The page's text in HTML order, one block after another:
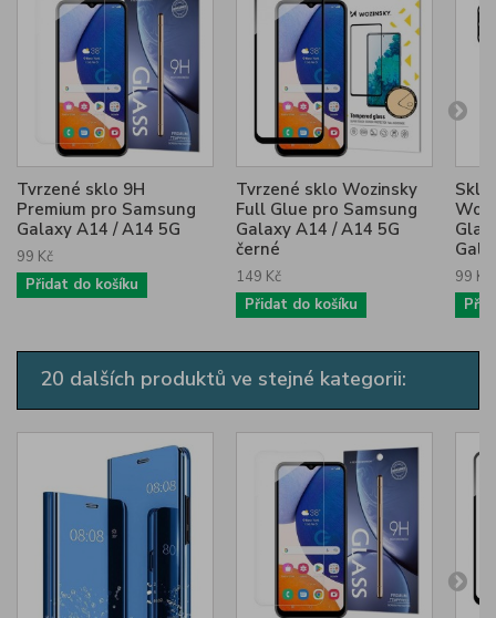
Tvrzené sklo 9H
Premium pro Samsung
Galaxy A14 / A14 5G
99 Kč
Přidat do košíku
Tvrzené sklo Wozinsky
Full Glue pro Samsung
Galaxy A14 / A14 5G
černé
149 Kč
Přidat do košíku
Sklo
99 Kč
20 dalších produktů ve stejné kategorii: